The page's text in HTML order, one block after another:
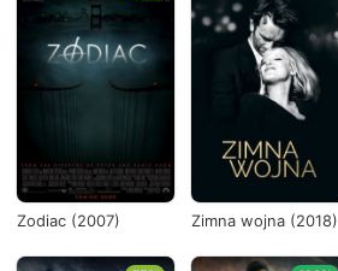
Zodiac (2007) Zimna wojna (2018)